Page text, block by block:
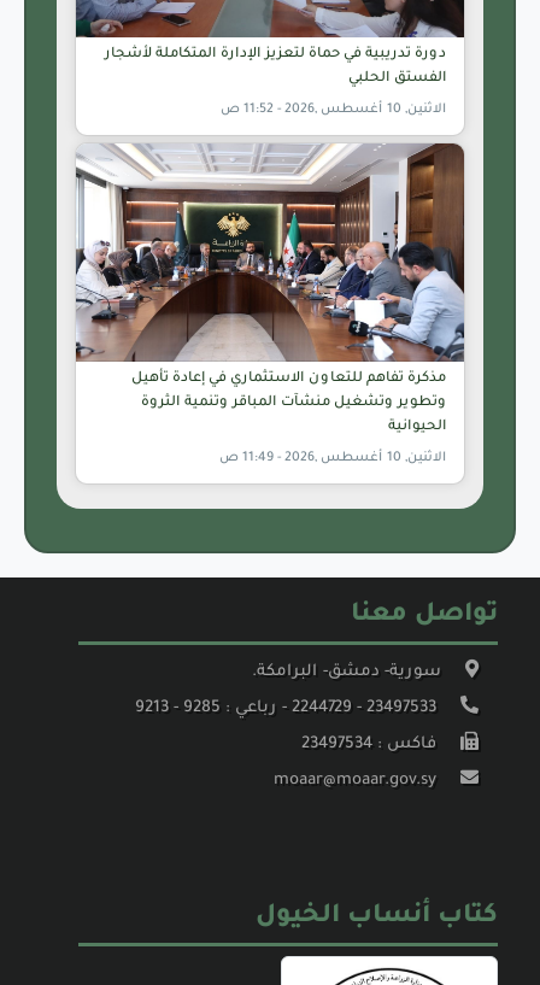
دورة تدريبية في حماة لتعزيز الإدارة المتكاملة لأشجار
الفستق الحلبي
الاثنين, 10 أغسطس ,2026 - 11:52 ص
مذكرة تفاهم للتعاون الاستثماري في إعادة تأهيل
وتطوير وتشغيل منشآت المباقر وتنمية الثروة
الحيوانية
الاثنين, 10 أغسطس ,2026 - 11:49 ص
تواصل معنا
سورية- دمشق- البرامكة.
فاكس : 23497534
كتاب أنساب الخيول